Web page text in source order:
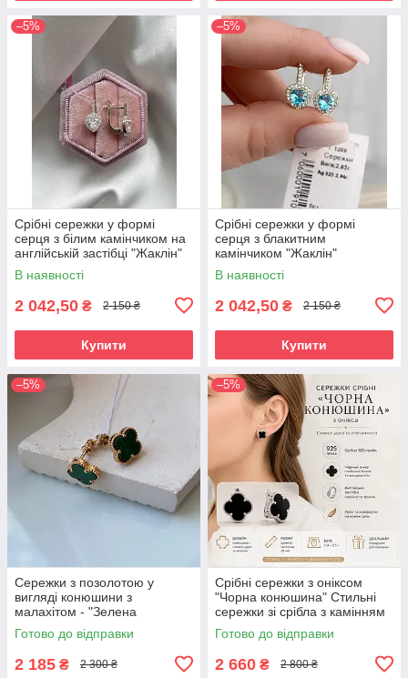
–5%
Срібні сережки у формі
серця з білим камінчиком на
англійській застібці "Жаклін"
В наявності
2 042,50 ₴ 2 150 ₴
Купити
–5%
Срібні сережки у формі
серця з блакитним
камінчиком "Жаклін"
В наявності
2 042,50 ₴ 2 150 ₴
Купити
–5%
Сережки з позолотою у
вигляді конюшини з
малахітом - "Зелена
конюшина" (1 см)
Готово до відправки
2 185 ₴ 2 300 ₴
–5%
Срібні сережки з оніксом
"Чорна конюшина" Стильні
сережки зі срібла з камінням
Готово до відправки
2 660 ₴ 2 800 ₴